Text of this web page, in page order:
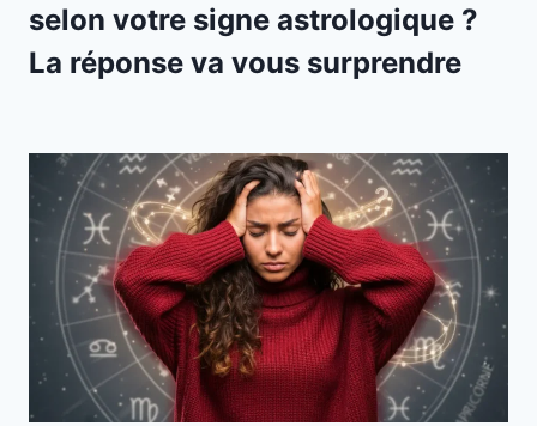
selon votre signe astrologique ?
La réponse va vous surprendre